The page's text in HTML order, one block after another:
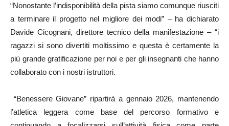
“Nonostante l’indisponibilità della pista siamo comunque riusciti
a terminare il progetto nel migliore dei modi” – ha dichiarato
Davide Cicognani, direttore tecnico della manifestazione – “i
ragazzi si sono divertiti moltissimo e questa è certamente la
più grande gratificazione per noi e per gli insegnanti che hanno
collaborato con i nostri istruttori.
“Benessere Giovane” ripartirà a gennaio 2026, mantenendo
l’atletica leggera come base del percorso formativo e